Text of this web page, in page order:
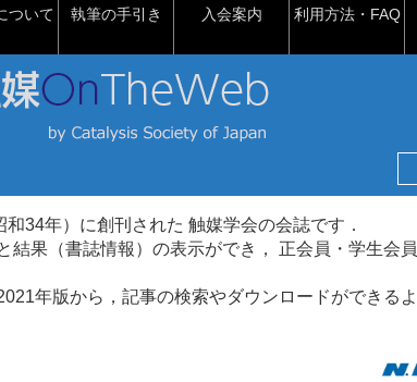
ついて 執筆の手引き 入会案内 利用方法・FAQ
34年）に創刊された 触媒学会の会誌です．
結果（書誌情報）の表示ができ， 正会員・学生会
年版から，記事の検索やダウンロードができる